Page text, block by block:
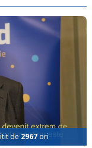
de2967ori